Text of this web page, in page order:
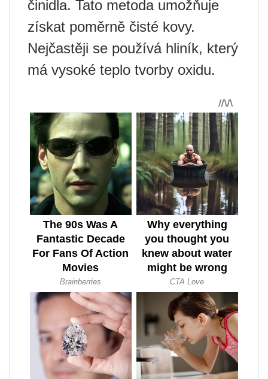
činidla. Tato metoda umožňuje
získat poměrně čisté kovy.
Nejčastěji se používá hliník, který
má vysoké teplo tvorby oxidu.